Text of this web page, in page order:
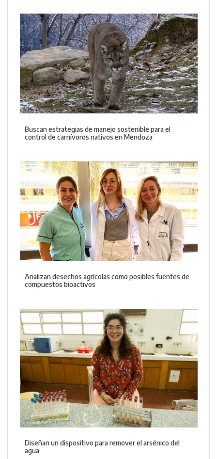
Buscan estrategias de manejo sostenible para el
control de carnívoros nativos en Mendoza
Analizan desechos agrícolas como posibles fuentes de
compuestos bioactivos
Diseñan un dispositivo para remover el arsénico del
agua